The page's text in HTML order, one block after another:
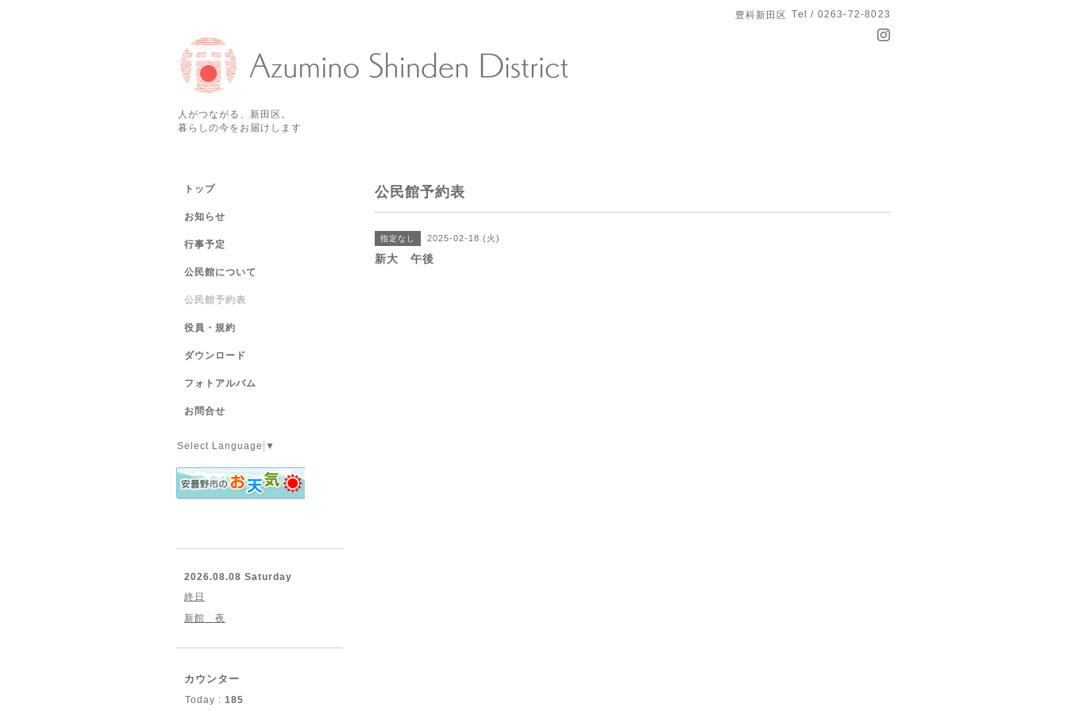
豊科新田区 Tel / 0263-72-8023
人がつながる、新田区。
暮らしの今をお届けします
公民館予約表
指定なし 2025-02-18 (火)
新大 午後
トップ
お知らせ
行事予定
公民館について
公民館予約表
役員・規約
ダウンロード
フォトアルバム
お問合せ
Select Language ▼
2026.08.08 Saturday
終日
新館 夜
カウンター
Today : 185